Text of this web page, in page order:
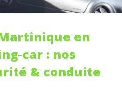
en
car : nos
& conduite